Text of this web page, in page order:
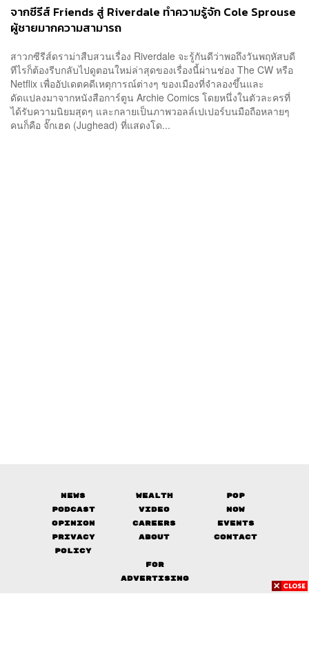
จากซีรีส์ Friends สู่ Riverdale ทำความรู้จัก Cole Sprouse
ผู้ชายมากความสามารถ
สาวกซีรีส์ดราม่าสืบสวนเรื่อง Riverdale จะรู้กันดีว่าพอถึงวันพฤหัสบดี
ทีไรก็ต้องรีบกลับไปดูตอนใหม่ล่าสุดของเรื่องนี้ผ่านช่อง The CW หรือ
Netflix เพื่ออัปเดตคดีเหตุการณ์ต่างๆ ของเมืองที่จำลองขึ้นและ
ดัดแปลงมาจากหนังสือการ์ตูน Archie Comics โดยหนึ่งในตัวละครที่
ได้รับความนิยมสุดๆ และกลายเป็นภาพวอลล์เปเปอร์บนมือถือหลายๆ
คนก็คือ จั๊กเฮด (Jughead) ที่แสดงโด...
News Wealth
Pop
Podcast
Video
Now
Opinion
Careers
Events
Privacy
Policy
About Contact
FOR
ADVERTISING